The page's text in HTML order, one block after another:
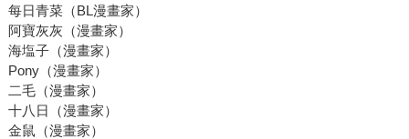
每日青菜（BL漫畫家）
阿寶灰灰（漫畫家）
海塩子（漫畫家）
Pony（漫畫家）
二毛（漫畫家）
十八日（漫畫家）
金鼠（漫畫家）